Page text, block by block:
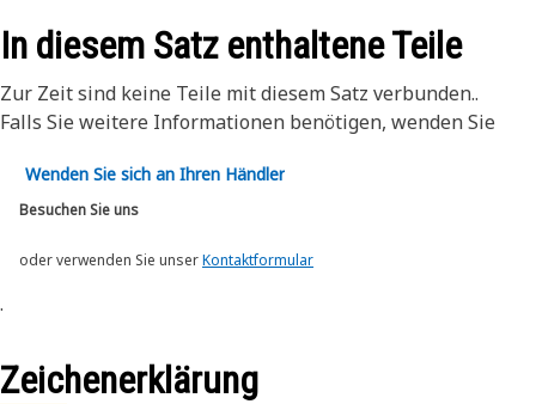
In diesem Satz enthaltene Teile
Zur Zeit sind keine Teile mit diesem Satz verbunden..
Falls Sie weitere Informationen benötigen, wenden Sie
Wenden Sie sich an Ihren Händler
Besuchen Sie uns
oder verwenden Sie unserKontaktformular
.
Zeichenerklärung